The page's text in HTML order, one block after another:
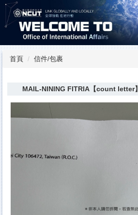
跳
到
主
內
容首頁 信件/包裹
MAIL-NINING FITRIA【count letter】